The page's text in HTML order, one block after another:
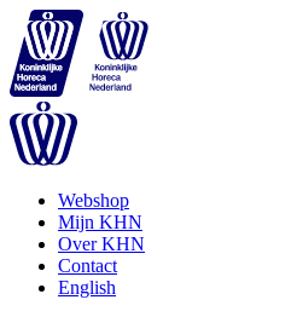
Webshop
Mijn KHN
Over KHN
Contact
English